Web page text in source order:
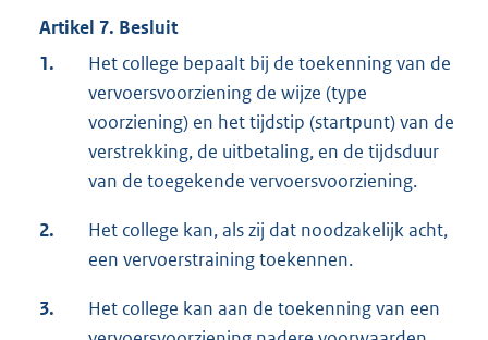
Artikel 7. Besluit
1.
Het college bepaalt bij de toekenning van de
vervoersvoorziening de wijze (type
voorziening) en het tijdstip (startpunt) van de
verstrekking, de uitbetaling, en de tijdsduur
van de toegekende vervoersvoorziening.
2.
Het college kan, als zij dat noodzakelijk acht,
een vervoerstraining toekennen.
3.
Het college kan aan de toekenning van een